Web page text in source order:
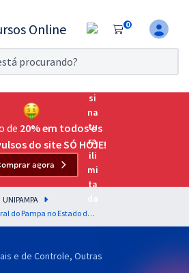
0
11
grátis por 7 dias!
para o Exame da
para as principais
de 20% em todos os
do site SÓ HOJE!
agora
UNIPAMPA
UNIPAMPA - Universidade Federal do Pampa no Estado do Rio Grande do Sul - Conhecimentos Básicos para Cargos da Carreira de Técnico-Administrativo em Educação - Nível D (Médio e Técnico)
e de Controle, Outras